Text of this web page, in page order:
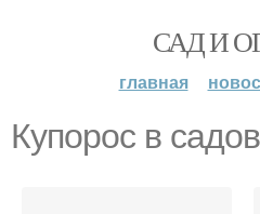
САД И
главная
Купорос в